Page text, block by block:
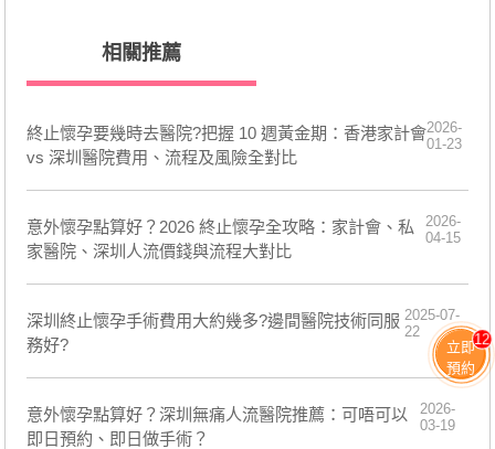
相關推薦
終止懷孕要幾時去醫院?把握 10 週黃金期：香港家計會
vs 深圳醫院費用、流程及風險全對比
2026-
01-23
意外懷孕點算好？2026 終止懷孕全攻略：家計會、私
家醫院、深圳人流價錢與流程大對比
2026-
04-15
深圳終止懷孕手術費用大約幾多?邊間醫院技術同服
務好?
2025-07-
22
意外懷孕點算好？深圳無痛人流醫院推薦：可唔可以
即日預約、即日做手術？
2026-
03-19
立即
預約
12